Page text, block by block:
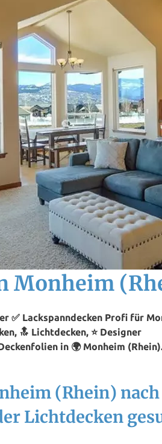
Monheim
✅ Lackspanndecken Profi für
🔝 Lichtdecken, ⭐ Designer
in 🌍 Monheim
(Rhein) nach
Lichtdecken